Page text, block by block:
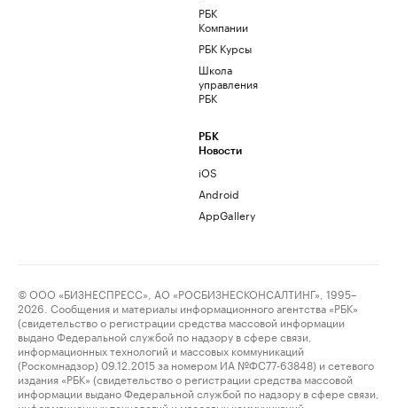
РБК
Компании
РБК Курсы
Школа
управления
РБК
РБК
Новости
iOS
Android
AppGallery
© ООО «БИЗНЕСПРЕСС», АО «РОСБИЗНЕСКОНСАЛТИНГ», 1995–
2026. Сообщения и материалы информационного агентства «РБК»
(свидетельство о регистрации средства массовой информации
выдано Федеральной службой по надзору в сфере связи,
информационных технологий и массовых коммуникаций
(Роскомнадзор) 09.12.2015 за номером ИА №ФС77-63848) и сетевого
издания «РБК» (свидетельство о регистрации средства массовой
информации выдано Федеральной службой по надзору в сфере связи,